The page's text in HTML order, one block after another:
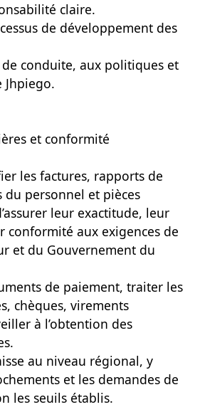
claire.
de développement des
de conduite, aux politiques et
Jhpiego.
et conformité
les factures, rapports de
du personnel et pièces
leur exactitude, leur
conformité aux exigences de
et du Gouvernement du
de paiement, traiter les
chèques, virements
à l’obtention des
au niveau régional, y
et les demandes de
les seuils établis.